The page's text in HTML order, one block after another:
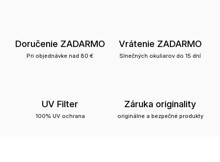
Doručenie ZADARMO
Pri objednávke nad 80 €
Vrátenie ZADARMO
Slnečných okuliarov do 15 dní
UV Filter
100% UV ochrana
Záruka originality
originálne a bezpečné produkty